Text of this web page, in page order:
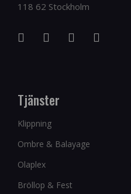
118 62 Stockholm
Tjänster
Klippning
Ombre & Balayage
Olaplex
Bröllop & Fest